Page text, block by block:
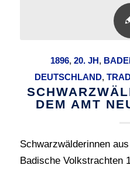
1896,20. JH,
DEUTSCHLAND,
DEM AMT
Schwarzwälderinnen
Badische Volkstrachten